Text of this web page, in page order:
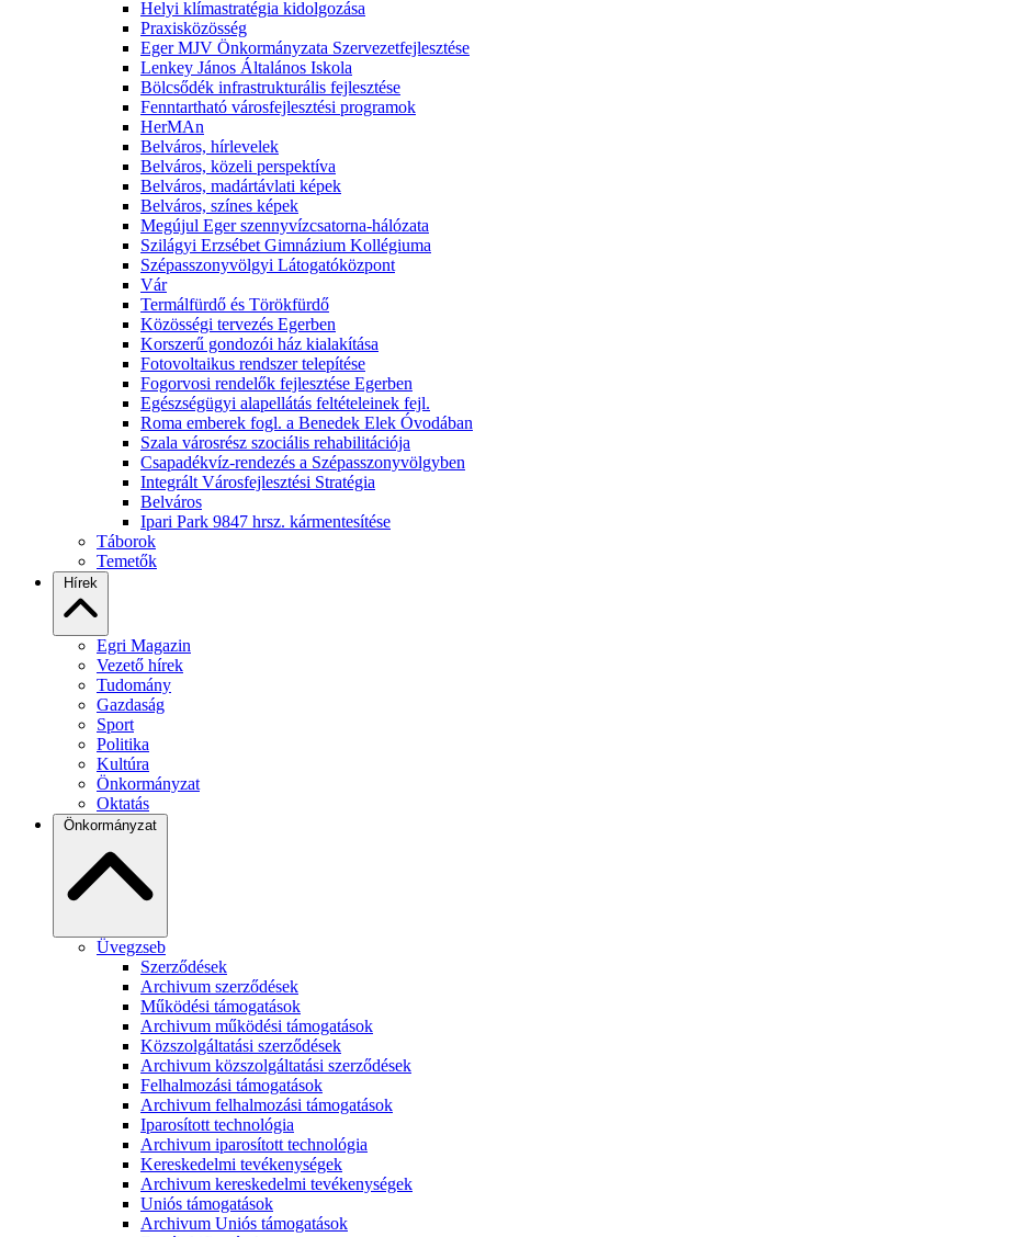
Helyi klímastratégia kidolgozása
Praxisközösség
Eger MJV Önkormányzata Szervezetfejlesztése
Lenkey János Általános Iskola
Bölcsődék infrastrukturális fejlesztése
Fenntartható városfejlesztési programok
HerMAn
Belváros, hírlevelek
Belváros, közeli perspektíva
Belváros, madártávlati képek
Belváros, színes képek
Megújul Eger szennyvízcsatorna-hálózata
Szilágyi Erzsébet Gimnázium Kollégiuma
Szépasszonyvölgyi Látogatóközpont
Vár
Termálfürdő és Törökfürdő
Közösségi tervezés Egerben
Korszerű gondozói ház kialakítása
Fotovoltaikus rendszer telepítése
Fogorvosi rendelők fejlesztése Egerben
Egészségügyi alapellátás feltételeinek fejl.
Roma emberek fogl. a Benedek Elek Óvodában
Szala városrész szociális rehabilitációja
Csapadékvíz-rendezés a Szépasszonyvölgyben
Integrált Városfejlesztési Stratégia
Belváros
Ipari Park 9847 hrsz. kármentesítése
Táborok
Temetők
Hírek
Egri Magazin
Vezető hírek
Tudomány
Gazdaság
Sport
Politika
Kultúra
Önkormányzat
Oktatás
Önkormányzat
Üvegzseb
Szerződések
Archivum szerződések
Működési támogatások
Archivum működési támogatások
Közszolgáltatási szerződések
Archivum közszolgáltatási szerződések
Felhalmozási támogatások
Archivum felhalmozási támogatások
Iparosított technológia
Archivum iparosított technológia
Kereskedelmi tevékenységek
Archivum kereskedelmi tevékenységek
Uniós támogatások
Archivum Uniós támogatások